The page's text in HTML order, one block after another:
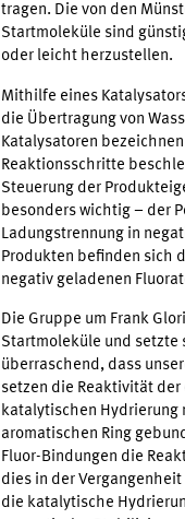
tragen. Die von den
Startmoleküle sind
oder leicht herzustellen.
Mithilfe eines
die Übertragung von
Katalysatoren
Reaktionsschritte
Steuerung der
besonders wichtig – der
Ladungstrennung in
Produkten befinden sich
negativ geladenen
Die Gruppe um Frank
Startmoleküle und setzte
überraschend, dass
setzen die Reaktivität
katalytischen Hydrierung
aromatischen Ring
Fluor-Bindungen die
dies in der
die katalytische